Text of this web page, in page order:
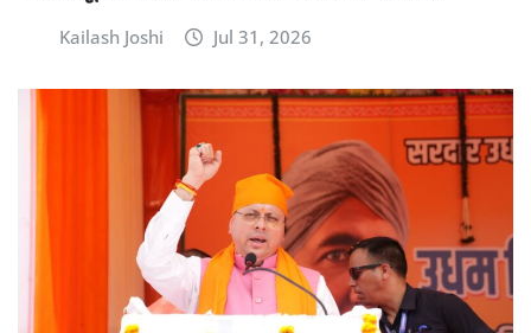
Kailash Joshi Jul 31, 2026